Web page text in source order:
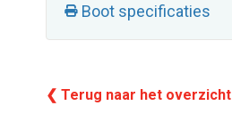
Boot specificaties
❮ Terug naar het overzicht